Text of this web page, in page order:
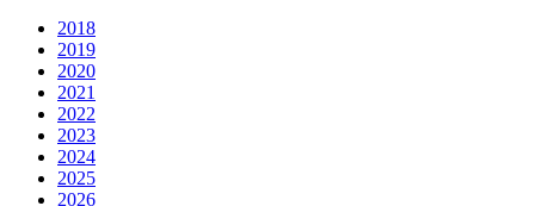
2018
2019
2020
2021
2022
2023
2024
2025
2026